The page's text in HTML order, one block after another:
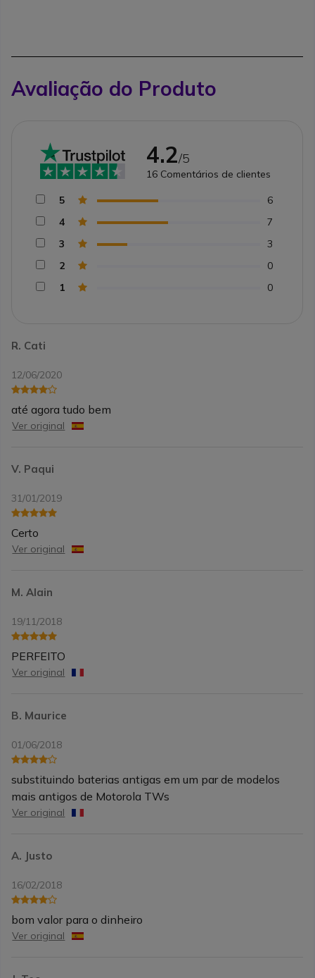
Avaliação do Produto
R. Cati
12/06/2020
até agora tudo bem
Ver original
V. Paqui
31/01/2019
Certo
Ver original
M. Alain
19/11/2018
PERFEITO
Ver original
B. Maurice
01/06/2018
substituindo baterias antigas em um par de modelos
mais antigos de Motorola TWs
Ver original
A. Justo
16/02/2018
bom valor para o dinheiro
Ver original
4.2/5
16 Comentários de clientes
5
6
4
7
3
3
2
0
1
0